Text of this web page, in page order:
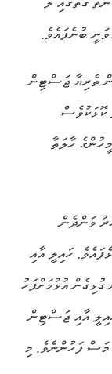
ބުނެފައެވެ.
ތެރިޔާ ޖަސްޓިން
ކޮޅަކުވެސް
ހާލަތާ
އާއި ލޯބީގެ ގޮތުން ގުޅުނީ 5 އަހަރު ވަންދެން
ހައިލީ އާއި
ލޯބީގެ ގޮތުން ގުޅިގެން އުޅުމަށްފަހު
އާއި ޖަސްޓިން
ކައިވެނި ކުރީ ފަހުން ރައްޓެހިވެގެން އުޅުނުތާ އެންމެ 4 މަސް ފަހުންނެވެ. މި